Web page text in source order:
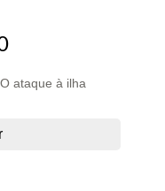
ataque à ilha